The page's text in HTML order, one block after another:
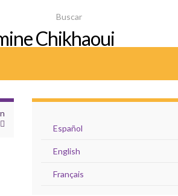
Chikhaoui
Español
English
Français